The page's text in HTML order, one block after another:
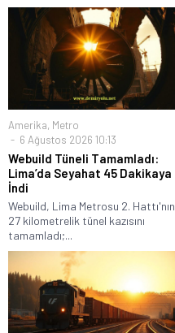
Amerika, Metro
6 Ağustos 2026 10:13
Webuild Tüneli Tamamladı:
Lima’da Seyahat 45 Dakikaya
İndi
Webuild, Lima Metrosu 2. Hattı'nın
27 kilometrelik tünel kazısını
tamamladı;...